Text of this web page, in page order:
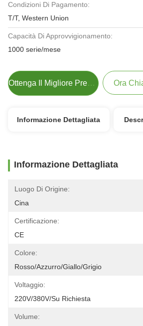
Condizioni Di Pagamento:
T/T, Western Union
Capacità Di Approvvigionamento:
1000 serie/mese
Ottenga Il Migliore Prezzo Ora
Informazione Dettagliata
Informazione Dettagliata
Luogo Di Origine:
Cina
Certificazione:
CE
Colore:
Rosso/azzurro/giallo/grigio
Voltaggio:
220V/380V/su Richiesta
Volume: